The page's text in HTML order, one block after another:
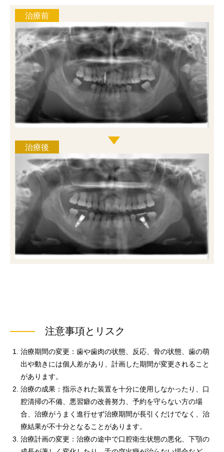
注意事項とリスク
治療期間の変更：歯や歯肉の状態、反応、骨の状態、歯の萌
出や動きには個人差があり、計画した期間が変更されること
があります。
治療の成果：指示された装置を十分に使用しなかったり、口
腔清掃の不備、悪習癖の改善努力、予約を守らない方の場
合、治療がうまく進行せず治療期間が長引くだけでなく、治
療結果が不十分となることがあります。
治療計画の変更：治療の途中で口腔衛生状態の悪化、下顎の